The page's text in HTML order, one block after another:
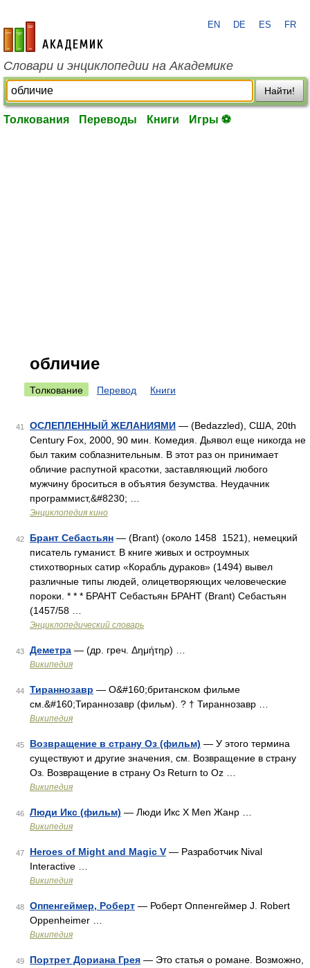
academic.ru
EN DE ES FR
Словари и энциклопедии на Академике
Найти!
Толкования Переводы Книги Игры ⚽
обличие
Толкование Перевод Книги
41 ОСЛЕПЛЕННЫЙ ЖЕЛАНИЯМИ — (Bedazzled), США, 20th
Century Fox, 2000, 90 мин. Комедия. Дьявол еще никогда не
был таким соблазнительным. В этот раз он принимает
обличие распутной красотки, заставляющий любого
мужчину броситься в объятия безумства. Неудачник
программист,&#8230; …
Энциклопедия кино
42 Брант Себастьян — (Brant) (около 1458 1521), немецкий
писатель гуманист. В книге живых и остроумных
стихотворных сатир «Корабль дураков» (1494) вывел
различные типы людей, олицетворяющих человеческие
пороки. * * * БРАНТ Себастьян БРАНТ (Brant) Себастьян
(1457/58 …
Энциклопедический словарь
43 Деметра — (др. греч. Δημήτηρ) …
Википедия
44 Тираннозавр — О&#160;британском фильме
см.&#160;Тираннозавр (фильм). ? † Тираннозавр …
Википедия
45 Возвращение в страну Оз (фильм) — У этого термина
существуют и другие значения, см. Возвращение в страну
Оз. Возвращение в страну Оз Return to Oz …
Википедия
46 Люди Икс (фильм) — Люди Икс X Men Жанр …
Википедия
47 Heroes of Might and Magic V — Разработчик Nival
Interactive …
Википедия
48 Оппенгеймер, Роберт — Роберт Оппенгеймер J. Robert
Oppenheimer …
Википедия
49 Портрет Дориана Грея — Это статья о романе. Возможно,